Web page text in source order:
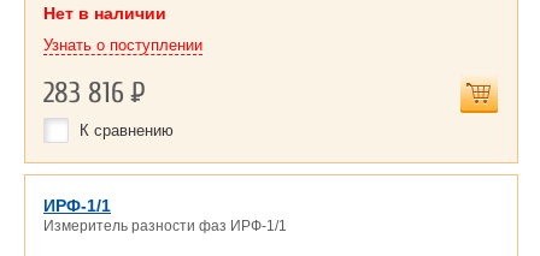
Нет в наличии
Узнать о поступлении
283 816Р
К сравнению
ИРФ-1/1
Измеритель разности фаз ИРФ-1/1